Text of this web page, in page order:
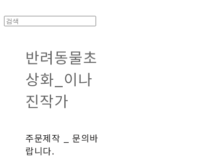
반려동물초
상화_이나
진작가
주문제작 _ 문의바
랍니다.